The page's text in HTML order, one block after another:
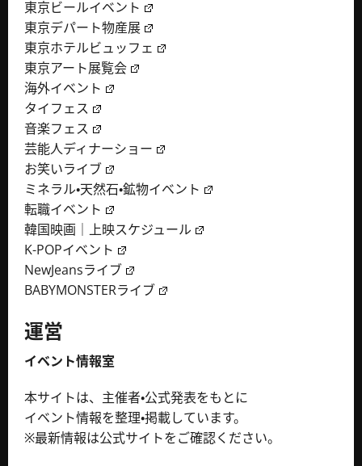
東京ビールイベント
東京デパート物産展
東京ホテルビュッフェ
東京アート展覧会
海外イベント
タイフェス
音楽フェス
芸能人ディナーショー
お笑いライブ
ミネラル・天然石・鉱物イベント
転職イベント
韓国映画｜上映スケジュール
K-POPイベント
NewJeansライブ
BABYMONSTERライブ
運営
イベント情報室
本サイトは、主催者・公式発表をもとに
イベント情報を整理・掲載しています。
※最新情報は公式サイトをご確認ください。